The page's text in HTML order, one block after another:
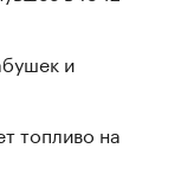
и
топливо на